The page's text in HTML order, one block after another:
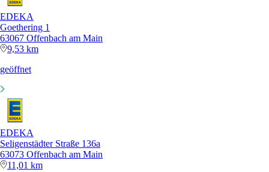
EDEKA
Goethering 1
63067 Offenbach am Main
9,53 km
geöffnet
EDEKA
Seligenstädter Straße 136a
63073 Offenbach am Main
11,01 km